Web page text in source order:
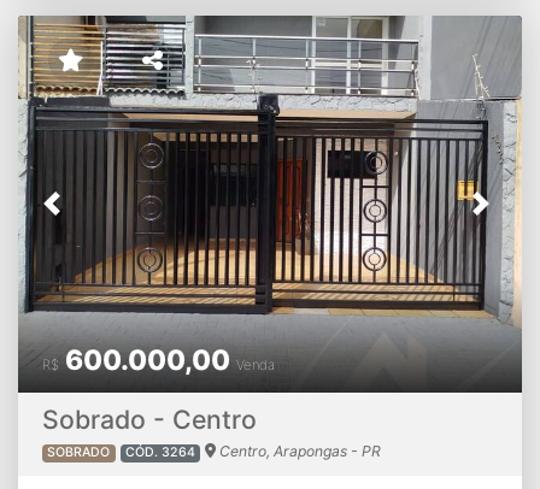
Sobrado - Centro
SOBRADO CÓD. 3264 Centro, Arapongas - PR
Previous Next
R$600.000,00Venda